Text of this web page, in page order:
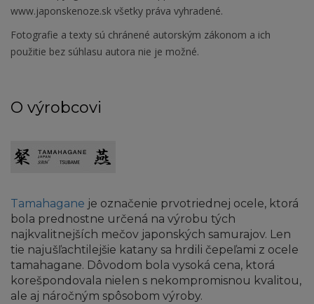
www.japonskenoze.sk všetky práva vyhradené.
Fotografie a texty sú chránené autorským zákonom a ich
použitie bez súhlasu autora nie je možné.
O výrobcovi
Tamahagane je označenie prvotriednej ocele, ktorá
bola prednostne určená na výrobu tých
najkvalitnejších mečov japonských samurajov. Len
tie najušľachtilejšie katany sa hrdili čepeľami z ocele
tamahagane. Dôvodom bola vysoká cena, ktorá
korešpondovala nielen s nekompromisnou kvalitou,
ale aj náročným spôsobom výroby.